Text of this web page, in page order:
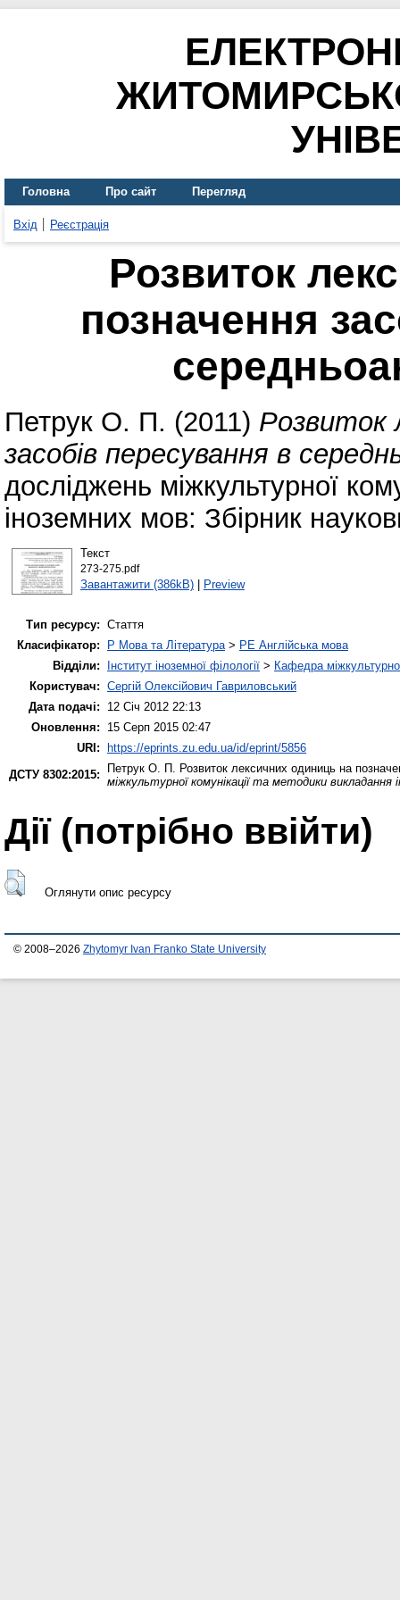
Головна Про сайт Перегляд
Вхід Реєстрація
Розвиток
позначення
Петрук О. П. (2011) Розвиток
засобів пересування в
досліджень міжкультурної
іноземних мов: Збірник
Текст
273-275.pdf
Завантажити (386kB)| Preview
Тип ресурсу: Стаття
Класифікатор:
P Мова та Література> PE Англійська мова
Відділи:
Інститут іноземної філології > Кафедра
Користувач: Сергій Олексійович Гавриловський
Дата подачі:
12 Січ 2012 22:13
Оновлення:
15 Серп 2015 02:47
URI:
https://eprints.zu.edu.ua/id/eprint/5856
ДСТУ 8302:2015:
Петрук О. П. Розвиток лексичних одиниць на
міжкультурної комунікації та методики викладання
Дії ​​(потрібно ввійти)
Оглянути опис ресурсу
© 2008–2026 Zhytomyr Ivan Franko State University